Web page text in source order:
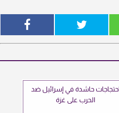
احتجاجات حاشدة في إسرائيل ضد
الحرب على غزة